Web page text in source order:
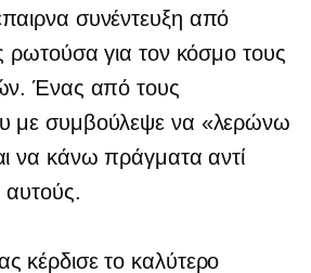
συνέντευξη από
ρωτούσα για τον κόσμο τους
Ένας από τους
με συμβούλεψε να «λερώνω
να κάνω πράγματα αντί
αυτούς.
κέρδισε το καλύτερο